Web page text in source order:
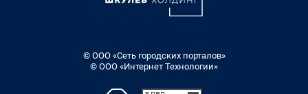
© ООО «Сеть городских порталов»
© ООО «Интернет Технологии»